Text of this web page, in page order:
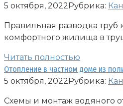
5 октября, 2022Рубрика:
Правильная разводка
комфортного жилища в
Читать полностью
Отопление в частном доме из
5 октября, 2022Рубрика:
Схемы и монтаж водяного